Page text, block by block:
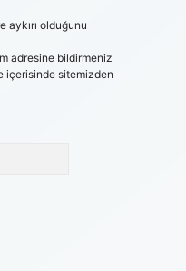
aykırı olduğunu
adresine bildirmeniz
içerisinde sitemizden